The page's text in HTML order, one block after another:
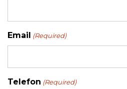
Email (Required)
Telefon (Required)